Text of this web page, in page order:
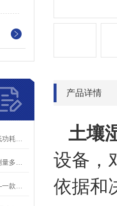
产品详情
土壤
设备，
依据和